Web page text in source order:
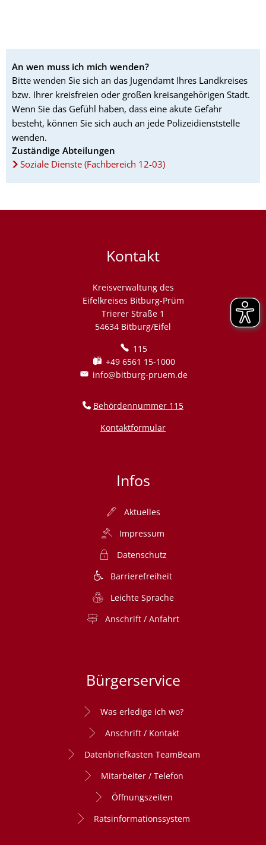
An wen muss ich mich wenden?
Bitte wenden Sie sich an das Jugendamt Ihres Landkreises
bzw. Ihrer kreisfreien oder großen kreisangehörigen Stadt.
Wenn Sie das Gefühl haben, dass eine akute Gefahr
besteht, können Sie sich auch an jede Polizeidienststelle
wenden.
Zuständige Abteilungen
Soziale Dienste (Fachbereich 12-03)
Kontakt
Kreisverwaltung des
Eifelkreises Bitburg-Prüm
Trierer Straße 1
54634 Bitburg/Eifel
115
+49 6561 15-1000
info@bitburg-pruem.de
Behördennummer 115
Kontaktformular
Infos
Aktuelles
Impressum
Datenschutz
Barrierefreiheit
Leichte Sprache
Anschrift / Anfahrt
Bürgerservice
Was erledige ich wo?
Anschrift / Kontakt
Datenbriefkasten TeamBeam
Mitarbeiter / Telefon
Öffnungszeiten
Ratsinformationssystem